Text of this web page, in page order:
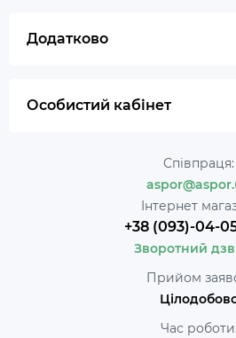
Додатково
Особистий кабінет
Співпраця:
Інтернет
+38 (093)-04-
Зворотний
Прийом
Час роботи: